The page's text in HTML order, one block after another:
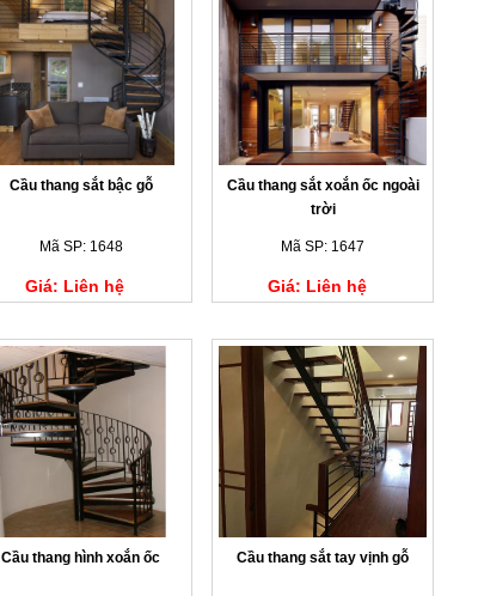
Cầu thang sắt bậc gỗ
Mã SP: 1648
Giá: Liên hệ
Cầu thang sắt xoắn ốc ngoài
trời
Mã SP: 1647
Giá: Liên hệ
Cầu thang hình xoắn ốc Cầu thang sắt tay vịnh gỗ